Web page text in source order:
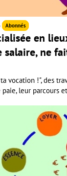
Abonnés
en
salaire, ne
vocation !", des
leur parcours